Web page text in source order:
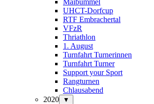
UHCT-Dorfcup
RTF Embrachertal
VFzR
Thriathlon
1. August
Turnfahrt Turnerinnen
Turnfahrt Turner
Support your Sport
Rangturnen
Chlausabend
2020
▼